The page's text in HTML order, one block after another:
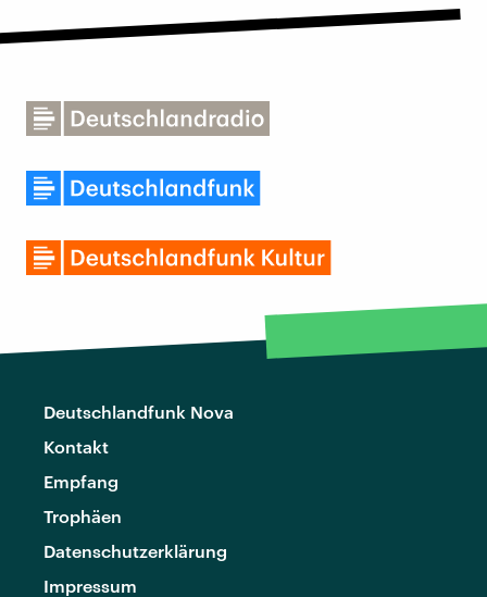
Deutschlandfunk Nova
Kontakt
Empfang
Trophäen
Datenschutzerklärung
Impressum